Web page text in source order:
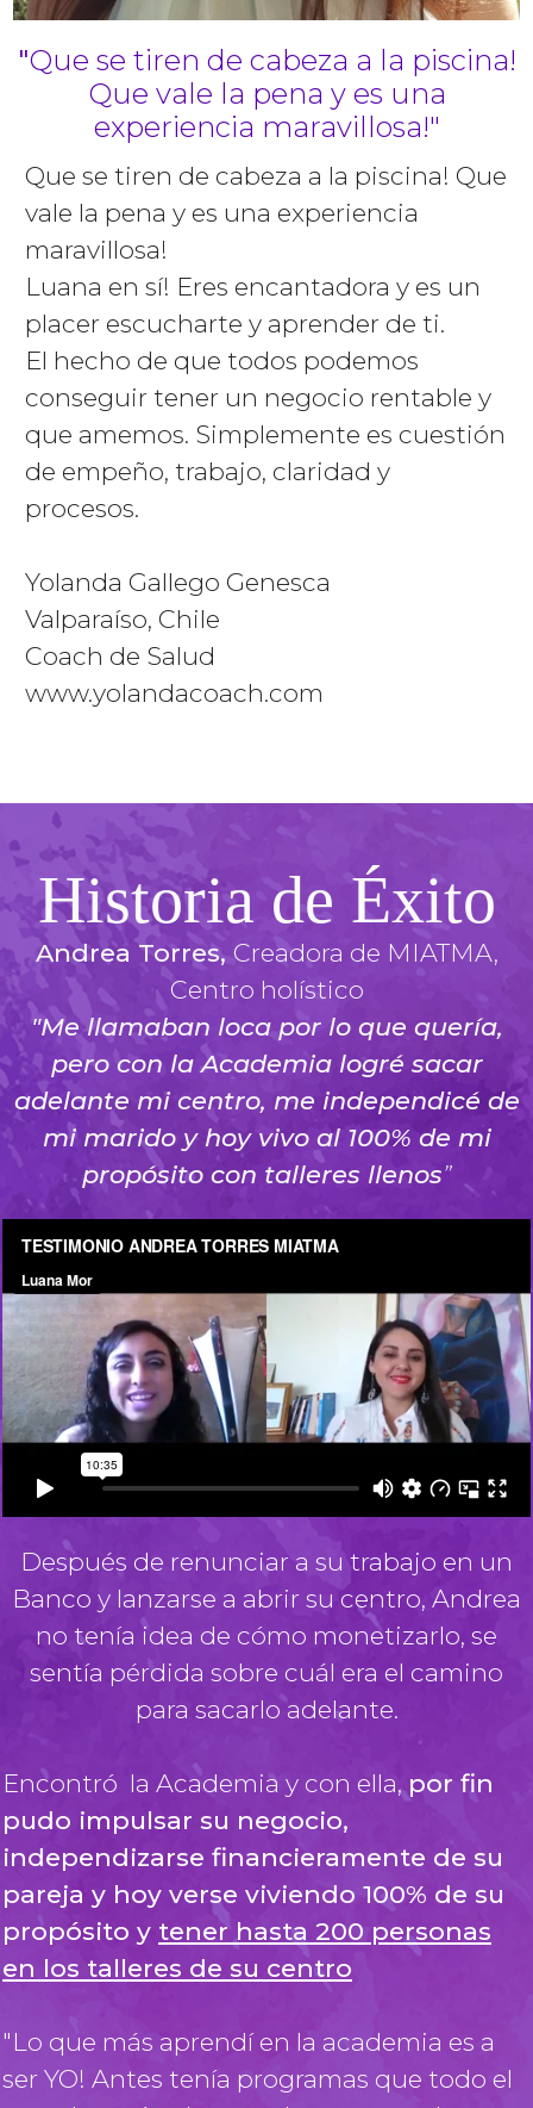
"Que se tiren de cabeza a la piscina!
Que vale la pena y es una
experiencia maravillosa!"
Que se tiren de cabeza a la piscina! Que
vale la pena y es una experiencia
maravillosa!
Luana en sí! Eres encantadora y es un
placer escucharte y aprender de ti.
El hecho de que todos podemos
conseguir tener un negocio rentable y
que amemos. Simplemente es cuestión
de empeño, trabajo, claridad y
procesos.
Yolanda Gallego Genesca
Valparaíso, Chile
Coach de Salud
www.yolandacoach.com
Historia de Éxito
Andrea Torres, Creadora de MIATMA,
Centro holístico
"Me llamaban loca por lo que quería,
pero con la Academia logré sacar
adelante mi centro, me independicé de
mi marido y hoy vivo al 100% de mi
propósito con talleres llenos”
Después de renunciar a su trabajo en un
Banco y lanzarse a abrir su centro, Andrea
no tenía idea de cómo monetizarlo, se
sentía pérdida sobre cuál era el camino
para sacarlo adelante.
Encontró la Academia y con ella, por fin
pudo impulsar su negocio,
independizarse financieramente de su
pareja y hoy verse viviendo 100% de su
propósito y tener hasta 200 personas
en los talleres de su centro
"Lo que más aprendí en la academia es a
ser YO! Antes tenía programas que todo el